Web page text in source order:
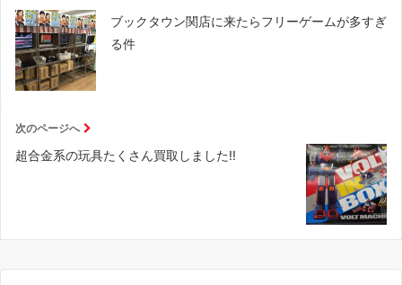
ブックタウン関店に来たらフリーゲームが多すぎ
る件
次のページへ
超合金系の玩具たくさん買取しました!!